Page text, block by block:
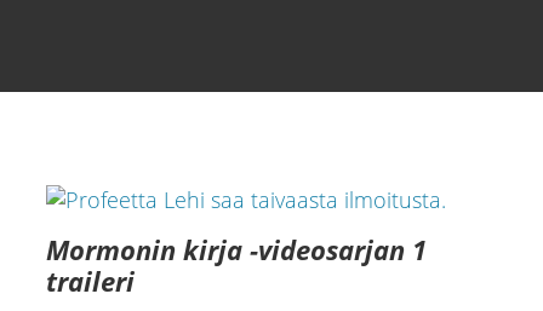
Mormonin kirja -videosarjan 1
traileri